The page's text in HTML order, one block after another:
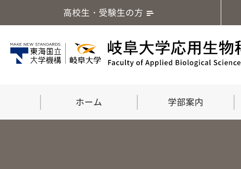
高校生・受験生の方
ホーム 学部案内